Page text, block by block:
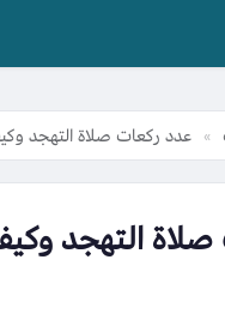
» عدد ركعات صلاة التهجد
التهجد